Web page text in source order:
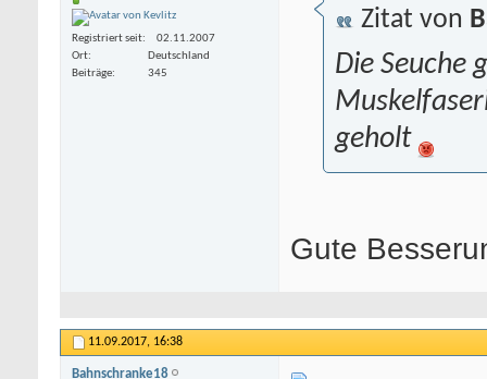
Registriert seit
02.11.2007
Ort
Deutschland
Beiträge
345
Zitat von
Die Seuche
geholt
Gute
11.09.2017, 16:38
Bahnschranke18